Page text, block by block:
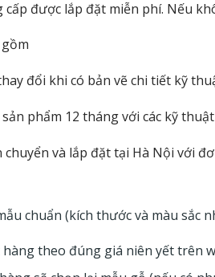
được lắp đặt miễn phí. Nếu
đổi khi có bản vẽ chi tiết kỹ
phẩm 12 tháng với các kỹ
chuyển và lắp đặt tại Hà Nội với
chuẩn (kích thước và màu sắc
theo đúng giá niên yết trên